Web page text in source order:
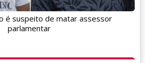
é suspeito de matar assessor
parlamentar